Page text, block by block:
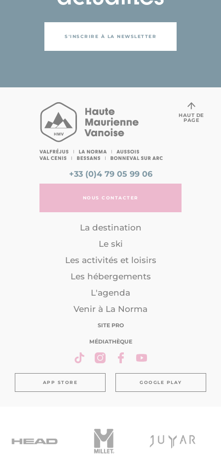
S'INSCRIRE À LA NEWSLETTER
+33 (0)4 79 05 99 06
NOUS CONTACTER
La destination
Le ski
Les activités et loisirs
Les hébergements
L'agenda
Venir à La Norma
SITE PRO
MÉDIATHÈQUE
APP STORE GOOGLE PLAY
HAUT DE
PAGE